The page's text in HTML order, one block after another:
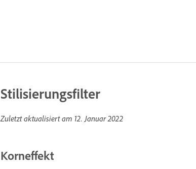
Stilisierungsfilter
Zuletzt aktualisiert am 12. Januar 2022
Korneffekt